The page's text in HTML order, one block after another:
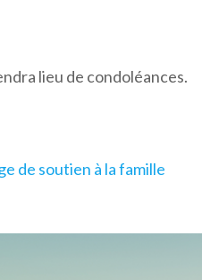
lieu de condoléances.
de soutien à la famille